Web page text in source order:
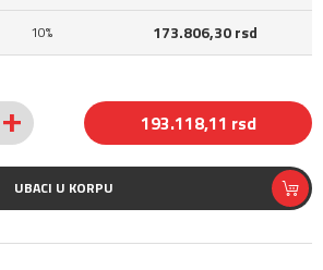
10% 173.806,30 rsd
+ 193.118,11 rsd
UBACI U KORPU